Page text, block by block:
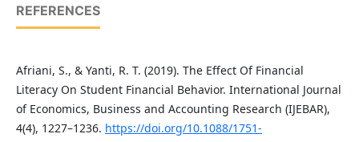
REFERENCES
Afriani, S., & Yanti, R. T. (2019). The Effect Of Financial
Literacy On Student Financial Behavior. International Journal
of Economics, Business and Accounting Research (IJEBAR),
4(4), 1227–1236. https://doi.org/10.1088/1751-